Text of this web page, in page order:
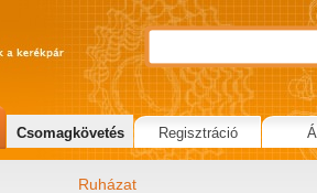
Ruházat
Csomagkövetés Regisztráció